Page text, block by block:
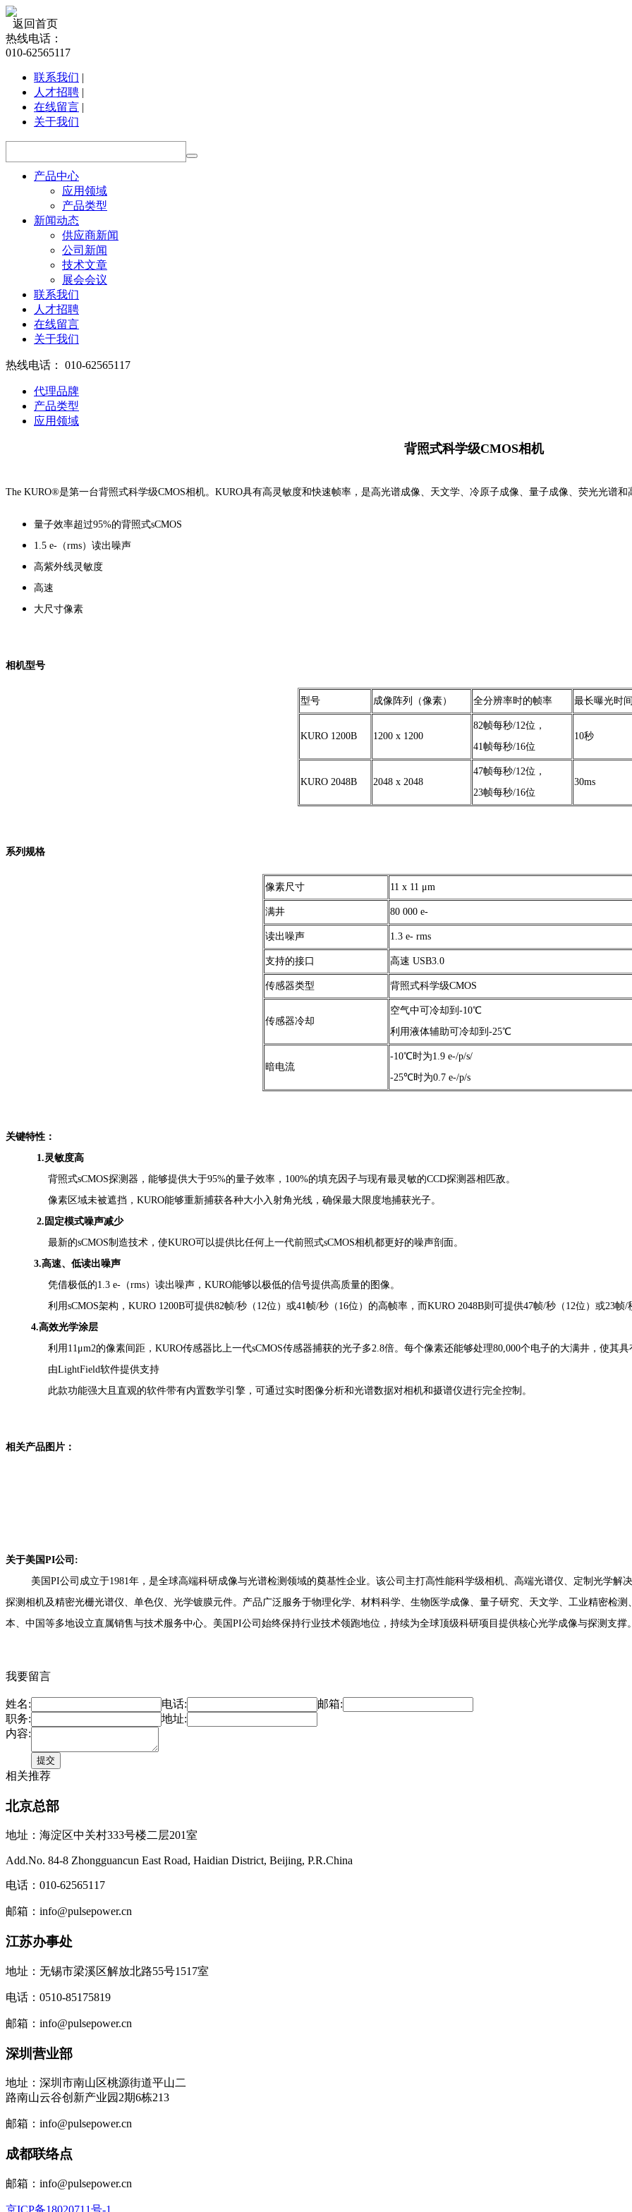
返回首页
热线电话：
010-62565117
联系我们 |
人才招聘 |
在线留言 |
关于我们
产品中心
应用领域
产品类型
新闻动态
供应商新闻
公司新闻
技术文章
展会会议
联系我们
人才招聘
在线留言
关于我们
热线电话： 010-62565117
代理品牌
产品类型
应用领域
背照式科学级CMOS相机
The KURO®是第一台背照式科学级CMOS相机。KURO具有高灵敏度和快速帧率，是高光谱成像、天文学、冷原子成像、量子成像、荧光光谱
量子效率超过95%的背照式sCMOS
1.5 e-（rms）读出噪声
高紫外线灵敏度
高速
大尺寸像素
相机型号
型号 成像阵列（像素） 全分辨率时的帧率 最长曝光时
KURO 1200B 1200 x 1200
82帧每秒/12位，
41帧每秒/16位
10秒
KURO 2048B 2048 x 2048
47帧每秒/12位，
23帧每秒/16位
30ms
系列规格
像素尺寸 11 x 11 μm
满井 80 000 e-
读出噪声 1.3 e- rms
支持的接口 高速 USB3.0
传感器类型 背照式科学级CMOS
传感器冷却
空气中可冷却到-10℃
利用液体辅助可冷却到-25℃
暗电流
-10℃时为1.9 e-/p/s/
-25℃时为0.7 e-/p/s
关键特性：
1.灵敏度高
背照式sCMOS探测器，能够提供大于95%的量子效率，100%的填充因子与现有最灵敏的CCD探测器相匹敌。
像素区域未被遮挡，KURO能够重新捕获各种大小入射角光线，确保最大限度地捕获光子。
2.固定模式噪声减少
最新的sCMOS制造技术，使KURO可以提供比任何上一代前照式sCMOS相机都更好的噪声剖面。
3.高速、低读出噪声
凭借极低的1.3 e-（rms）读出噪声，KURO能够以极低的信号提供高质量的图像。
利用sCMOS架构，KURO 1200B可提供82帧/秒（12位）或41帧/秒（16位）的高帧率，而KURO 2048B则可提供47帧/秒（12位）或23帧/
4.高效光学涂层
利用11μm2的像素间距，KURO传感器比上一代sCMOS传感器捕获的光子多2.8倍。每个像素还能够处理80,000个电子的大满井，使其具
由LightField软件提供支持
此款功能强大且直观的软件带有内置数学引擎，可通过实时图像分析和光谱数据对相机和摄谱仪进行完全控制。
相关产品图片：
关于美国PI公司:
美国PI公司成立于1981年，是全球高端科研成像与光谱检测领域的奠基性企业。该公司主打高性能科学级相机、高端光谱仪、定制光学解决
探测相机及精密光栅光谱仪、单色仪、光学镀膜元件。产品广泛服务于物理化学、材料科学、生物医学成像、量子研究、天文学、工业精密检
本、中国等多地设立直属销售与技术服务中心。美国PI公司始终保持行业技术领跑地位，持续为全球顶级科研项目提供核心光学成像与探测支撑
我要留言
姓名: 电话:
邮箱:
职务:
地址:
内容:
相关推荐
北京总部
地址：海淀区中关村333号楼二层201室
Add.No. 84-8 Zhongguancun East Road, Haidian District, Beijing, P.R.China
电话：010-62565117
邮箱：info@pulsepower.cn
江苏办事处
地址：无锡市梁溪区解放北路55号1517室
电话：0510-85175819
邮箱：info@pulsepower.cn
深圳营业部
地址：深圳市南山区桃源街道平山二
路南山云谷创新产业园2期6栋213
邮箱：info@pulsepower.cn
成都联络点
邮箱：info@pulsepower.cn
京ICP备18020711号-1